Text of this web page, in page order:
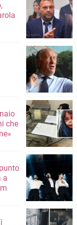
che
a